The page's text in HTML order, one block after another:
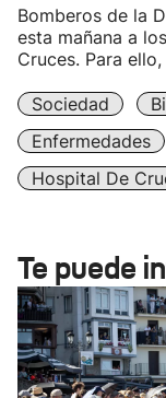
Bomberos de la
esta mañana a
Cruces. Para
Sociedad
Enfermedades
Hospital De
Te puede